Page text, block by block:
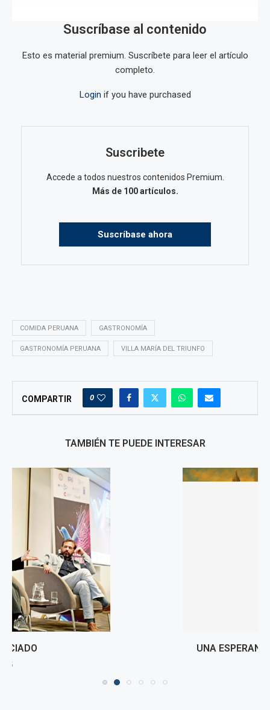
Suscríbase al contenido
Esto es material premium. Suscríbete para leer el artículo
completo.
Login if you have purchased
Suscribete
Accede a todos nuestros contenidos Premium.
Más de 100 artículos.
Suscríbase ahora
COMIDA PERUANA GASTRONOMÍA
GASTRONOMÍA PERUANA VILLA MARÍA DEL TRIUNFO
COMPARTIR 0
TAMBIÉN TE PUEDE INTERESAR
UNA ESPERANZA PERUANA DESDE EL VATICANO